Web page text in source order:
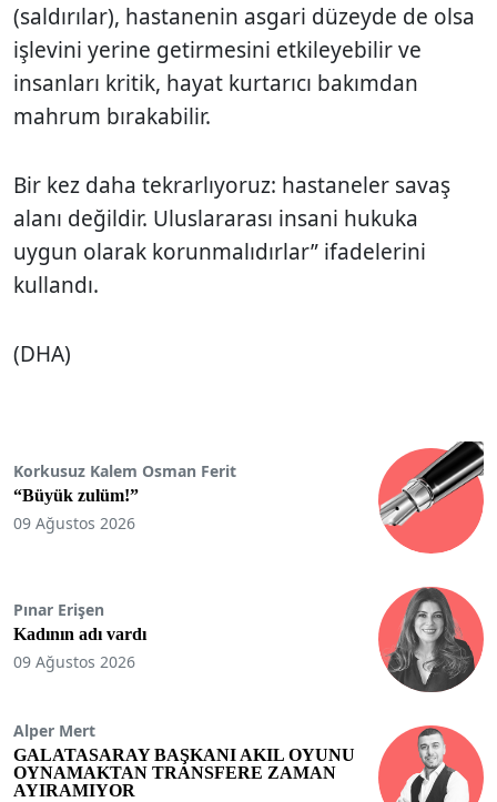
(saldırılar), hastanenin asgari düzeyde de olsa
işlevini yerine getirmesini etkileyebilir ve
insanları kritik, hayat kurtarıcı bakımdan
mahrum bırakabilir.
Bir kez daha tekrarlıyoruz: hastaneler savaş
alanı değildir. Uluslararası insani hukuka
uygun olarak korunmalıdırlar” ifadelerini
kullandı.
(DHA)
Korkusuz Kalem Osman Ferit
“Büyük zulüm!”
09 Ağustos 2026
Pınar Erişen
Kadının adı vardı
09 Ağustos 2026
Alper Mert
GALATASARAY BAŞKANI AKIL OYUNU
OYNAMAKTAN TRANSFERE ZAMAN
AYIRAMIYOR